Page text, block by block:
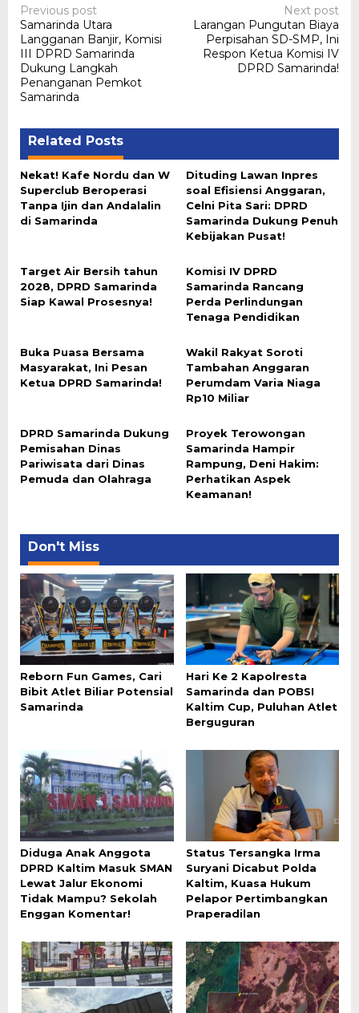
Post
navigation
Previous post
Samarinda Utara
Langganan Banjir, Komisi
III DPRD Samarinda
Dukung Langkah
Penanganan Pemkot
Samarinda
Next post
Larangan Pungutan Biaya
Perpisahan SD-SMP, Ini
Respon Ketua Komisi IV
DPRD Samarinda!
Related Posts
Nekat! Kafe Nordu dan W
Superclub Beroperasi
Tanpa Ijin dan Andalalin
di Samarinda
Dituding Lawan Inpres
soal Efisiensi Anggaran,
Celni Pita Sari: DPRD
Samarinda Dukung Penuh
Kebijakan Pusat!
Target Air Bersih tahun
2028, DPRD Samarinda
Siap Kawal Prosesnya!
Komisi IV DPRD
Samarinda Rancang
Perda Perlindungan
Tenaga Pendidikan
Buka Puasa Bersama
Masyarakat, Ini Pesan
Ketua DPRD Samarinda!
Wakil Rakyat Soroti
Tambahan Anggaran
Perumdam Varia Niaga
Rp10 Miliar
DPRD Samarinda Dukung
Pemisahan Dinas
Pariwisata dari Dinas
Pemuda dan Olahraga
Proyek Terowongan
Samarinda Hampir
Rampung, Deni Hakim:
Perhatikan Aspek
Keamanan!
Don't Miss
Reborn Fun Games, Cari
Bibit Atlet Biliar Potensial
Samarinda
Hari Ke 2 Kapolresta
Samarinda dan POBSI
Kaltim Cup, Puluhan Atlet
Berguguran
Diduga Anak Anggota
DPRD Kaltim Masuk SMAN
Lewat Jalur Ekonomi
Tidak Mampu? Sekolah
Enggan Komentar!
Status Tersangka Irma
Suryani Dicabut Polda
Kaltim, Kuasa Hukum
Pelapor Pertimbangkan
Praperadilan